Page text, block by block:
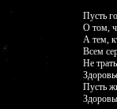
Пусть
О том,
А тем,
Всем
Не
Пусть